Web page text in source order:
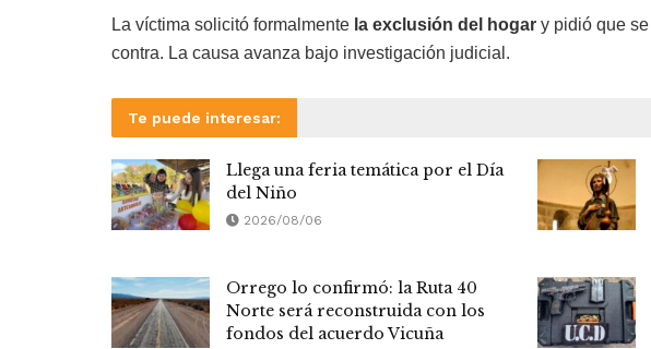
La víctima solicitó formalmente la exclusión del hogar y pidió que se
contra. La causa avanza bajo investigación judicial.
Te puede interesar:
Llega una feria temática por el Día
del Niño
2026/08/06
Orrego lo confirmó: la Ruta 40
Norte será reconstruida con los
fondos del acuerdo Vicuña